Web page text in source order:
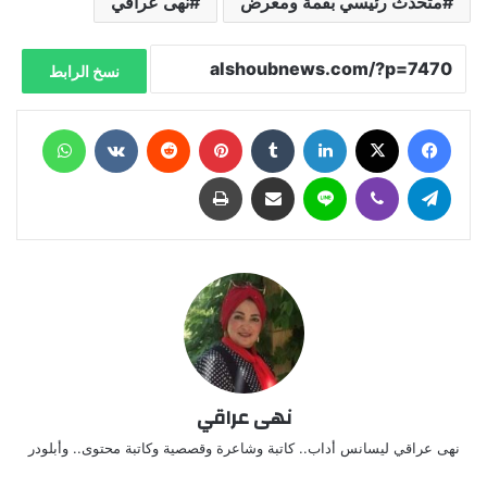
نسخ الرابط
نهى عراقي
نهى عراقي ليسانس أداب.. كاتبة وشاعرة وقصصية وكاتبة محتوى.. وأبلودر